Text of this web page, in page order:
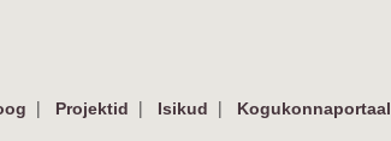
| Projektid | Isikud |
Kogukonnaportaal